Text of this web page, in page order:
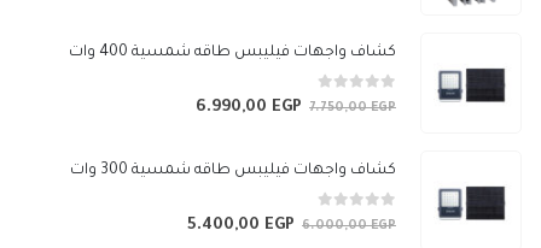
هو:
هو:
كشاف واجهات فيليبس طاقه شمسية 400 وات
0 من 57.750,00EGP
السعر
هو:
6.990,00 EGP
هو:
كشاف واجهات فيليبس طاقه شمسية 300 وات
0 من 56.000,00EGP
السعر5.400,00 EGP
السعر